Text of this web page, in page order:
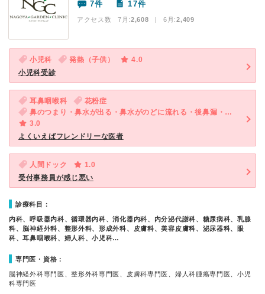
7件 17件
アクセス数 7月:2,608 | 6月:2,409
小児科 発熱（子供）
4.0
小児科受診
耳鼻咽喉科
花粉症
鼻のつまり・鼻水が出る・鼻水がのどに流れる・後鼻漏・くしゃみ
3.0
よくいえばフレンドリーな医者
人間ドック
1.0
受付事務員が感じ悪い
診療科目：
内科、呼吸器内科、循環器内科、消化器内科、内分泌代謝科、糖尿病科、乳腺
科、脳神経外科、整形外科、形成外科、皮膚科、美容皮膚科、泌尿器科、眼
科、耳鼻咽喉科、婦人科、小児科…
専門医・資格：
脳神経外科専門医、整形外科専門医、皮膚科専門医、婦人科腫瘍専門医、小児
科専門医